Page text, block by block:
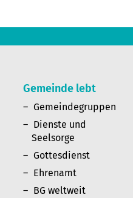
Gemeinde lebt
Gemeindegruppen
Dienste und
Seelsorge
Gottesdienst
Ehrenamt
BG weltweit